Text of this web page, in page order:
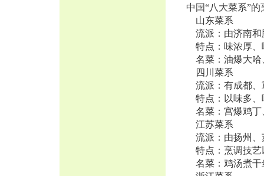
中国“八大菜系”
山东菜系
流派：由济南和
特点：味浓厚、
名菜：油爆大哈
四川菜系
流派：有成都、
特点：以味多、
名菜：宫爆鸡丁
江苏菜系
流派：由扬州、
特点：烹调技艺
名菜：鸡汤煮干